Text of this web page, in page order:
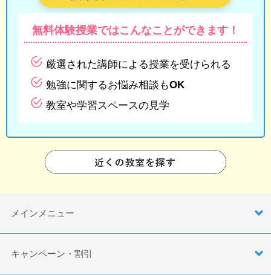
無料体験授業ではこんなことができます！
厳選された講師による授業を受けられる
勉強に関するお悩み相談もOK
教室や学習スペースの見学
メインメニュー
キャンペーン・割引